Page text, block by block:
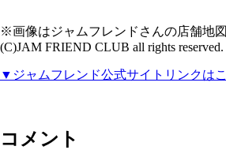
※画像はジャムフレンドさんの店舗地図
(C)JAM FRIEND CLUB all rights reserved.
▼ジャムフレンド公式サイトリンクは
コメント